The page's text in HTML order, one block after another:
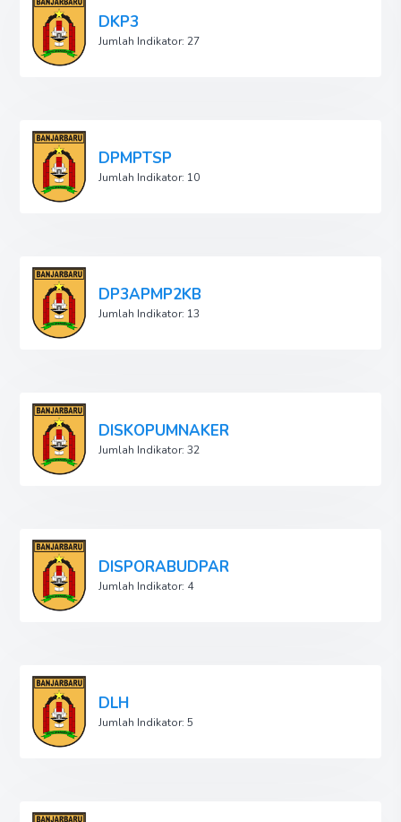
DKP3
Jumlah Indikator: 27
DPMPTSP
Jumlah Indikator: 10
DP3APMP2KB
Jumlah Indikator: 13
DISKOPUMNAKER
Jumlah Indikator: 32
DISPORABUDPAR
Jumlah Indikator: 4
DLH
Jumlah Indikator: 5